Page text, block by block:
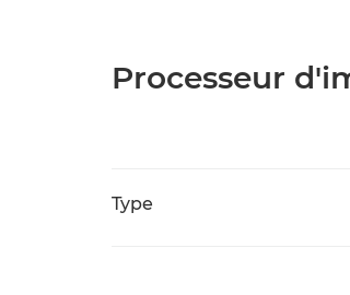
Processeur
Type